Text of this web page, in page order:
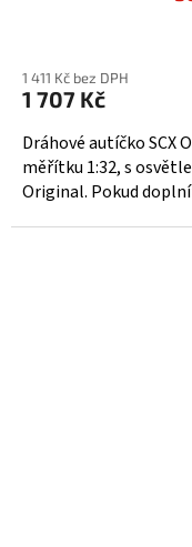
1 411 Kč bez DPH
1 707 Kč
Dráhové autíčko SCX
měřítku 1:32, s
Original. Pokud